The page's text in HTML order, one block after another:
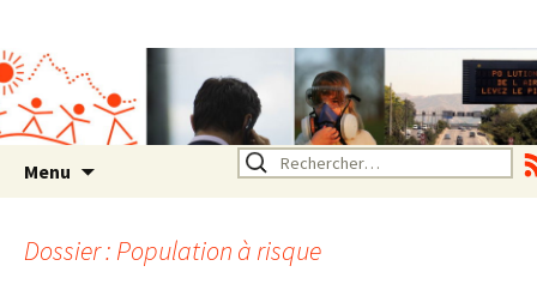
Rhône Alpes
Un environnement sain pour
la santé de tous
Menu Rechercher :
Dossier : Population à risque